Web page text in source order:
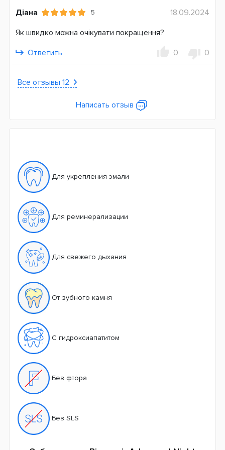
Діана 5
18.09.2024
Як швидко можна очікувати покращення?
Ответить
0 0
Все отзывы 12
Написать отзыв
Для укрепления эмали
Для реминерализации
Для свежего дыхания
От зубного камня
С гидроксиапатитом
Без фтора
Без SLS